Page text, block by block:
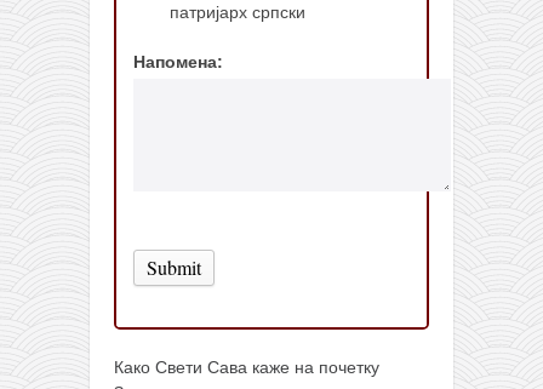
патријарх српски
Напомена:
Submit
Како Свети Сава каже на почетку